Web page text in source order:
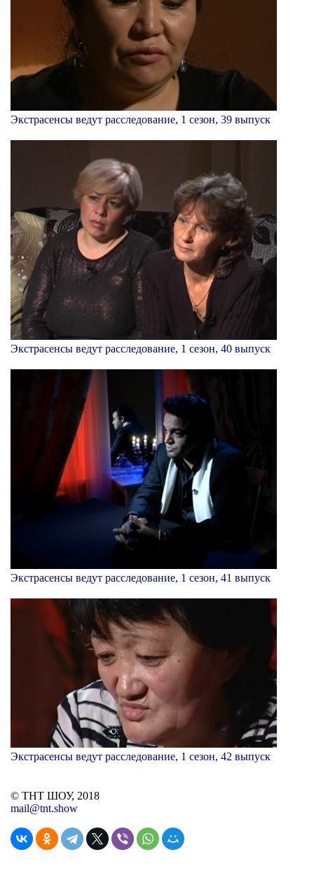
Экстрасенсы ведут расследование, 1 сезон, 39 выпуск
Экстрасенсы ведут расследование, 1 сезон, 40 выпуск
Экстрасенсы ведут расследование, 1 сезон, 41 выпуск
Экстрасенсы ведут расследование, 1 сезон, 42 выпуск
© ТНТ ШОУ, 2018
mail@tnt.show